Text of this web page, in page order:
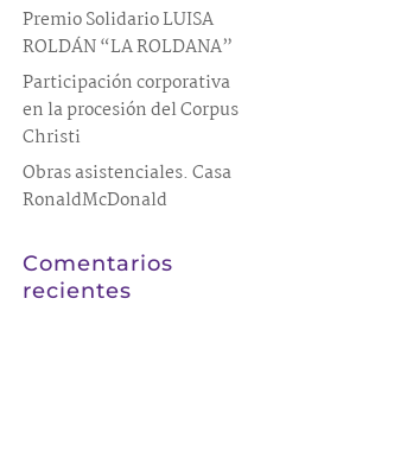
Premio Solidario LUISA
ROLDÁN “LA ROLDANA”
Participación corporativa
en la procesión del Corpus
Christi
Obras asistenciales. Casa
RonaldMcDonald
Comentarios
recientes